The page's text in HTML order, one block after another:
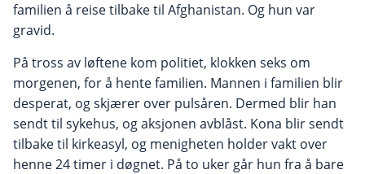
familien å reise tilbake til Afghanistan. Og hun var
gravid.
På tross av løftene kom politiet, klokken seks om
morgenen, for å hente familien. Mannen i familien blir
desperat, og skjærer over pulsåren. Dermed blir han
sendt til sykehus, og aksjonen avblåst. Kona blir sendt
tilbake til kirkeasyl, og menigheten holder vakt over
henne 24 timer i døgnet. På to uker går hun fra å bare